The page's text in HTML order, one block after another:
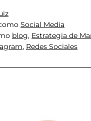
afectar
las
Social Media
blog, Estrategia de
, Redes Sociales